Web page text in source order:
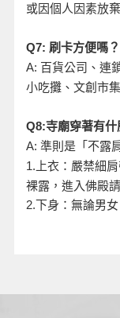
或因個人因素放棄
Q7: 刷卡方便嗎
A: 百貨公司、連
小吃攤、文創市
Q8:寺廟穿著有
A: 準則是「不露
1. 上衣：嚴禁細
裸露，進入佛殿
2.下身：無論男